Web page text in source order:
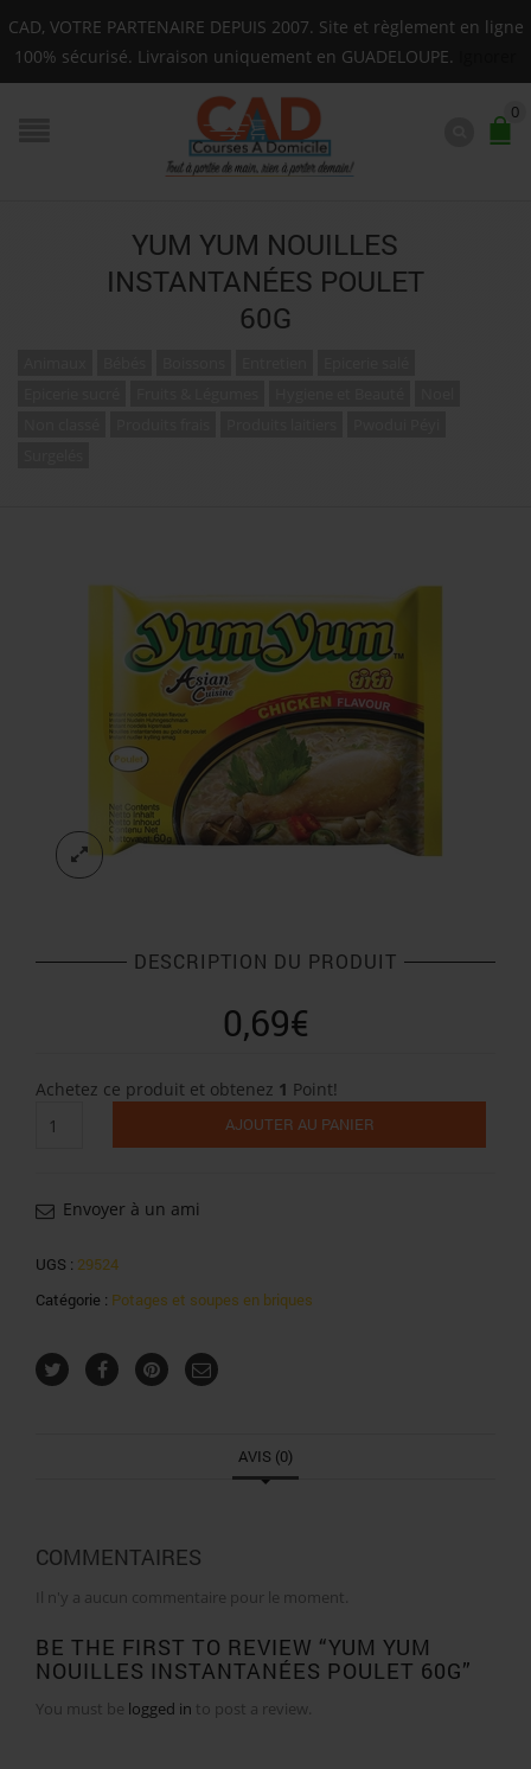
Livraison sur toute la Guadeloupe : Mardi, Jeudi,
0
YUM YUM NOUILLES
INSTANTANÉES POULET
60G
DESCRIPTION DU PRODUIT
0,69€
Achetez ce produit et obtenez 1 Point!
de
nouilles
poulet
60g
AJOUTER AU PANIER
Envoyer à un ami
UGS : 29524
Catégorie : Potages et soupes en briques
AVIS (0)
COMMENTAIRES
Il n'y a aucun commentaire pour le moment.
BE THE FIRST TO REVIEW “YUM YUM
NOUILLES INSTANTANÉES POULET 60G”
You must be logged in to post a review.
CAD, VOTRE PARTENAIRE DEPUIS 2007. Site et règlement en ligne
100% sécurisé. Livraison uniquement en GUADELOUPE.